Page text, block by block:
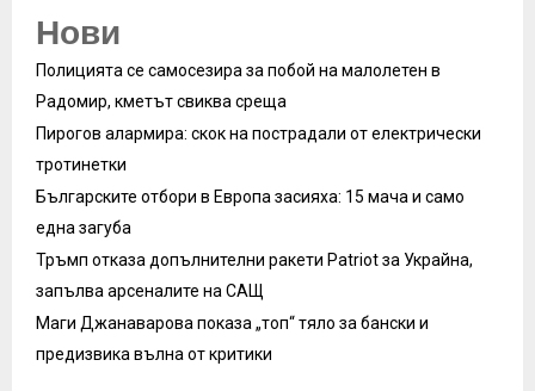
Нови
Полицията се самосезира за побой на малолетен в
Радомир, кметът свиква среща
Пирогов алармира: скок на пострадали от електрически
тротинетки
Българските отбори в Европа засияха: 15 мача и само
една загуба
Тръмп отказа допълнителни ракети Patriot за Украйна,
запълва арсеналите на САЩ
Маги Джанаварова показа „топ“ тяло за бански и
предизвика вълна от критики